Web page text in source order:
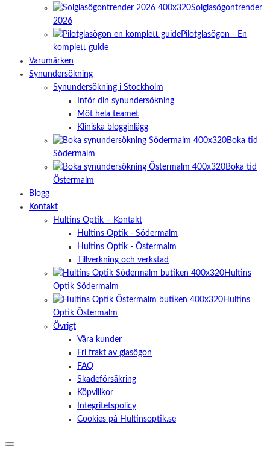
Solglasögontrender
2026
Pilotglasögon - En
komplett guide
Varumärken
Synundersökning
Synundersökning i Stockholm
Inför din synundersökning
Möt hela teamet
Kliniska blogginlägg
Boka tid
Södermalm
Boka tid
Östermalm
Blogg
Kontakt
Hultins Optik – Kontakt
Hultins Optik - Södermalm
Hultins Optik - Östermalm
Tillverkning och verkstad
Hultins
Optik Södermalm
Hultins
Optik Östermalm
Övrigt
Våra kunder
Fri frakt av glasögon
FAQ
Skadeförsäkring
Köpvillkor
Integritetspolicy
Cookies på Hultinsoptik.se